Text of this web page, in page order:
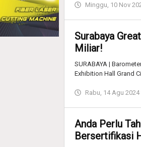
Minggu, 10 Nov
Surabaya
Miliar!
SURABAYA |
Exhibition Hall Grand
Rabu, 14 Agu 2024
Anda Perlu
Bersertifikasi